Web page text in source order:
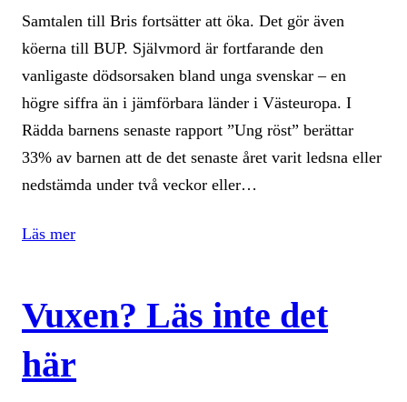
Samtalen till Bris fortsätter att öka. Det gör även
köerna till BUP. Självmord är fortfarande den
vanligaste dödsorsaken bland unga svenskar – en
högre siffra än i jämförbara länder i Västeuropa. I
Rädda barnens senaste rapport ”Ung röst” berättar
33% av barnen att de det senaste året varit ledsna eller
nedstämda under två veckor eller…
Läs mer
Vuxen? Läs inte det
här